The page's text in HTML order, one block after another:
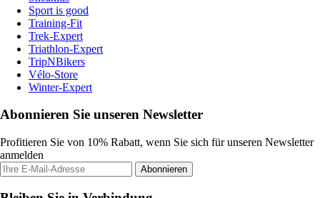
Sport is good
Training-Fit
Trek-Expert
Triathlon-Expert
TripNBikers
Vélo-Store
Winter-Expert
Abonnieren Sie unseren Newsletter
Profitieren Sie von 10% Rabatt, wenn Sie sich für unseren Newsletter
anmelden
Abonnieren